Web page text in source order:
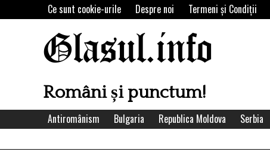
to
Ce sunt cookie-urile Despre noi Termeni şi Condiţii
Glasul.info
Români și punctum!
Antiromânism Bulgaria Republica Moldova Serbia